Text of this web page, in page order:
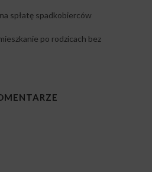
spłatę spadkobierców
po rodzicach bez